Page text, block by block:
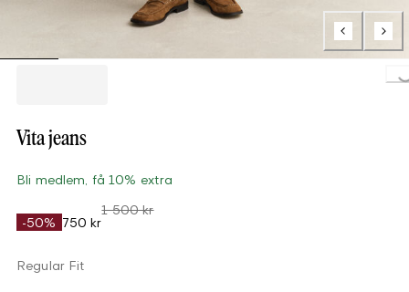
Vita jeans
Bli medlem, få 10% extra
-50% 750 kr
1 500 kr
Regular Fit